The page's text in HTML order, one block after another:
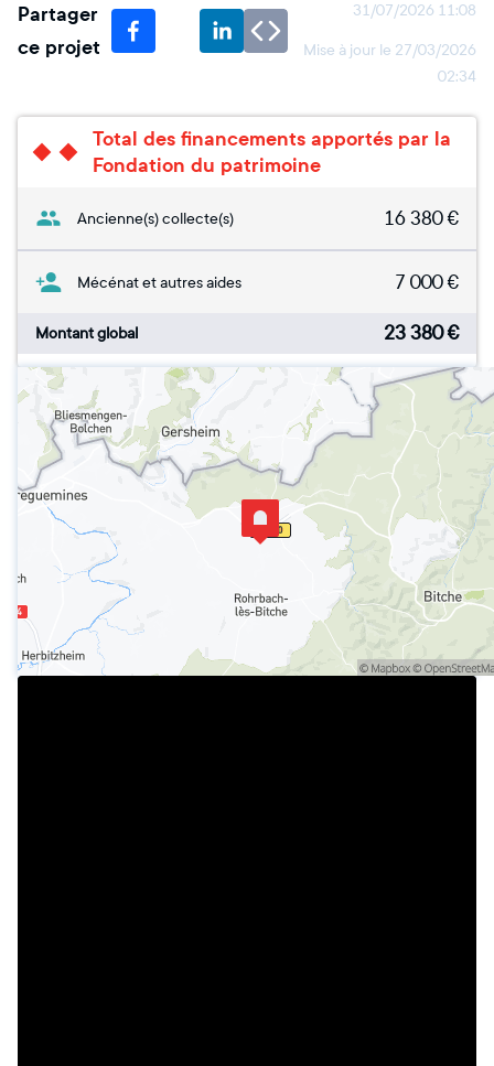
Partager
ce projet
31/07/2026 11:08
Mise à jour le 27/03/2026
02:34
Total des financements apportés par la
Fondation du patrimoine
Ancienne(s) collecte(s) 16 380€
Mécénat et autres aides 7 000€
Montant global 23 380€